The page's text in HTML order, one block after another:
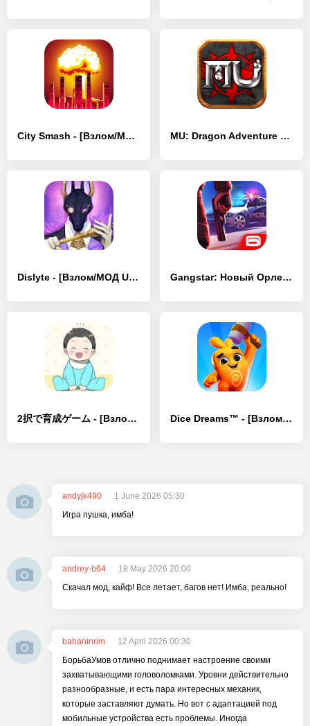
City Smash - [Взлом/МОД Много денег] MU: Dragon Adventure - [Взлом/МОД Unlocked]
Dislyte - [Взлом/МОД Unlocked] Gangstar: Новый Орлеан - [Взлом/МОД Unlocked]
2択で育成ゲーム - [Взлом/МОД Меню] Dice Dreams™️ - [Взлом/МОД Бесконечные деньги]
andyjk490
1 June 2026 05:30
Игра пушка, имба!
andrey-b64
18 May 2026 20:00
Скачал мод, кайф! Все летает, багов нет! Имба, реально!
babaninrim
12 April 2026 00:30
БорьбаУмов отлично поднимает настроение своими
захватывающими головоломками. Уровни действительно
разнообразные, и есть пара интересных механик,
которые заставляют думать. Но вот с адаптацией под
мобильные устройства есть проблемы. Иногда